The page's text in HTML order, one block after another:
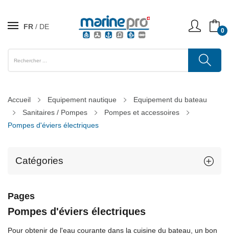
FR DE 0
Accueil Equipement nautique
Equipement du bateau
Sanitaires / Pompes
Pompes et accessoires
Pompes d'éviers électriques
Catégories
Pages
Pompes d'éviers électriques
Pour obtenir de l'eau courante dans la cuisine du bateau, un bon